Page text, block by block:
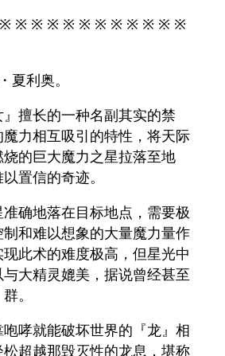
※ ※ ※ ※ ※ ※ ※ ※ ※ ※ ※
利奥。
擅长的一种名副其实的禁
力相互吸引的特性，将天际
的巨大魔力之星拉落至地
置信的奇迹。
确地落在目标地点，需要极
和难以想象的大量魔力量作
此术的难度极高，但星光中
大精灵媲美，据说曾经甚至
。
哮就能破坏世界的『龙』相
超越那毁灭性的龙息，堪称